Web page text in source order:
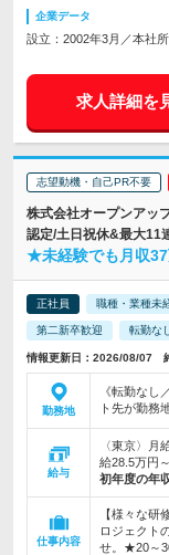
企業データ
設立：2002年3月／本社
求人詳細を
志望動機・自己PR不要
株式会社オープンアッ
認定/土日祝休&最大11
★未経験でも月収
正社員 職種・業種未
第二新卒歓迎 転勤なし
情報更新日：2026/08/07
勤務地
《転勤なし
ト先が勤務
給与
〈東京〉月
給28.5万円
初年度の年
仕事内容
【様々な研
ロジェクト
せ。★20～